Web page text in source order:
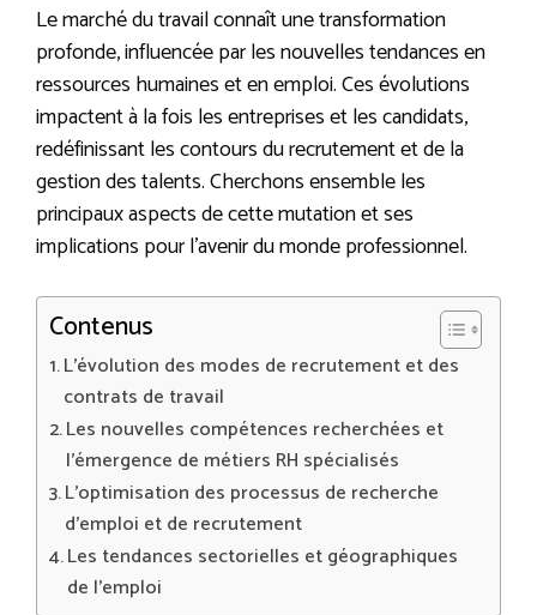
Le marché du travail connaît une transformation
profonde, influencée par les nouvelles tendances en
ressources humaines et en emploi. Ces évolutions
impactent à la fois les entreprises et les candidats,
redéfinissant les contours du recrutement et de la
gestion des talents. Cherchons ensemble les
principaux aspects de cette mutation et ses
implications pour l’avenir du monde professionnel.
Contenus
L’évolution des modes de recrutement et des
contrats de travail
Les nouvelles compétences recherchées et
l’émergence de métiers RH spécialisés
L’optimisation des processus de recherche
d’emploi et de recrutement
Les tendances sectorielles et géographiques
de l’emploi